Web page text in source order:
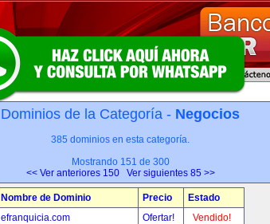
Dominios de la Categoría - Negocios
385 dominios en esta categoría.
Mostrando 151 de 300
<< Ver anteriores 150
Ver siguientes 85 >>
Nombre de Dominio Precio
Estado
efranquicia.com
Ofertar!
Vendido!